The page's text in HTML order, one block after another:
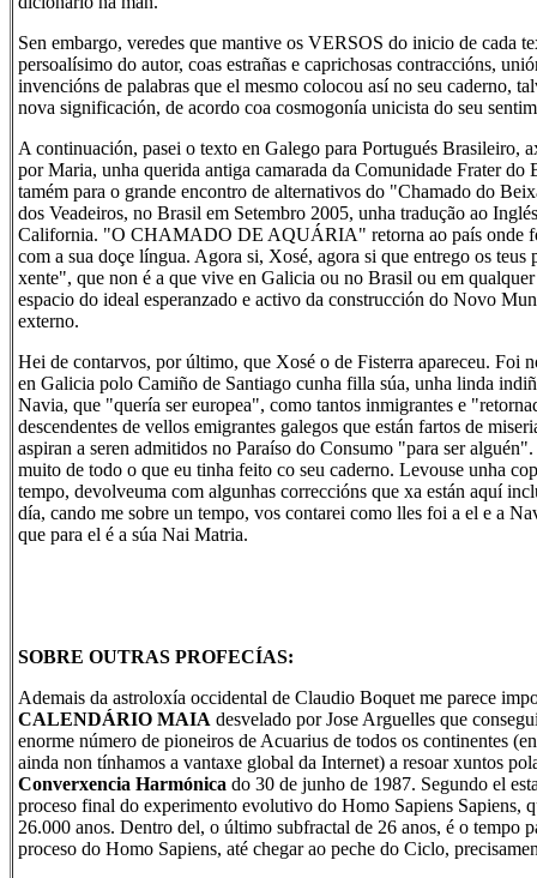
Sen embargo, veredes que mantive os VERSOS do inicio de cada
persoalísimo do autor, coas estrañas e caprichosas contraccións,
invencións de palabras que el mesmo colocou así no seu caderno,
nova significación, de acordo coa cosmogonía unicista do seu
A continuación, pasei o texto en Galego para Portugués Brasileiro,
por Maria, unha querida antiga camarada da Comunidade Frater do
tamém para o grande encontro de alternativos do "Chamado do
dos Veadeiros, no Brasil em Setembro 2005, unha tradução ao
California. "O CHAMADO DE AQUÁRIA" retorna ao país onde
com a sua doçe língua. Agora si, Xosé, agora si que entrego os teus
xente", que non é a que vive en Galicia ou no Brasil ou em
espacio do ideal esperanzado e activo da construcción do Novo
externo.
Hei de contarvos, por último, que Xosé o de Fisterra apareceu. Foi
en Galicia polo Camiño de Santiago cunha filla súa, unha linda
Navia, que "quería ser europea", como tantos inmigrantes e
descendentes de vellos emigrantes galegos que están fartos de
aspiran a seren admitidos no Paraíso do Consumo "para ser
muito de todo o que eu tinha feito co seu caderno. Levouse unha
tempo, devolveuma com algunhas correccións que xa están aquí
día, cando me sobre un tempo, vos contarei como lles foi a el e a
que para el é a súa Nai Matria.
SOBRE OUTRAS PROFECÍAS:
Ademais da astroloxía occidental de Claudio Boquet me parece
CALENDÁRIO MAIA desvelado por Jose Arguelles que
enorme número de pioneiros de Acuarius de todos os continentes
ainda non tínhamos a vantaxe global da Internet) a resoar xuntos
Converxencia Harmónica do 30 de junho de 1987. Segundo el
proceso final do experimento evolutivo do Homo Sapiens Sapiens,
26.000 anos. Dentro del, o último subfractal de 26 anos, é o tempo
proceso do Homo Sapiens, até chegar ao peche do Ciclo,